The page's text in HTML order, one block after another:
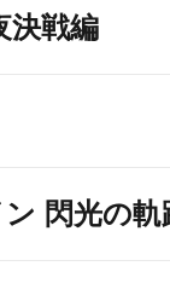
決戦編
閃光の軌